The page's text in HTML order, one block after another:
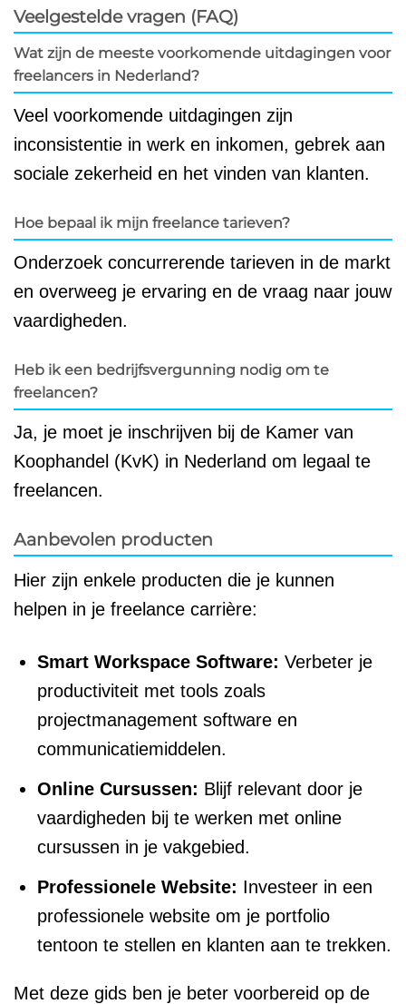
Veelgestelde vragen (FAQ)
Wat zijn de meeste voorkomende uitdagingen voor
freelancers in Nederland?
Veel voorkomende uitdagingen zijn
inconsistentie in werk en inkomen, gebrek aan
sociale zekerheid en het vinden van klanten.
Hoe bepaal ik mijn freelance tarieven?
Onderzoek concurrerende tarieven in de markt
en overweeg je ervaring en de vraag naar jouw
vaardigheden.
Heb ik een bedrijfsvergunning nodig om te
freelancen?
Ja, je moet je inschrijven bij de Kamer van
Koophandel (KvK) in Nederland om legaal te
freelancen.
Aanbevolen producten
Hier zijn enkele producten die je kunnen
helpen in je freelance carrière:
Smart Workspace Software: Verbeter je
productiviteit met tools zoals
projectmanagement software en
communicatiemiddelen.
Online Cursussen: Blijf relevant door je
vaardigheden bij te werken met online
cursussen in je vakgebied.
Professionele Website: Investeer in een
professionele website om je portfolio
tentoon te stellen en klanten aan te trekken.
Met deze gids ben je beter voorbereid op de